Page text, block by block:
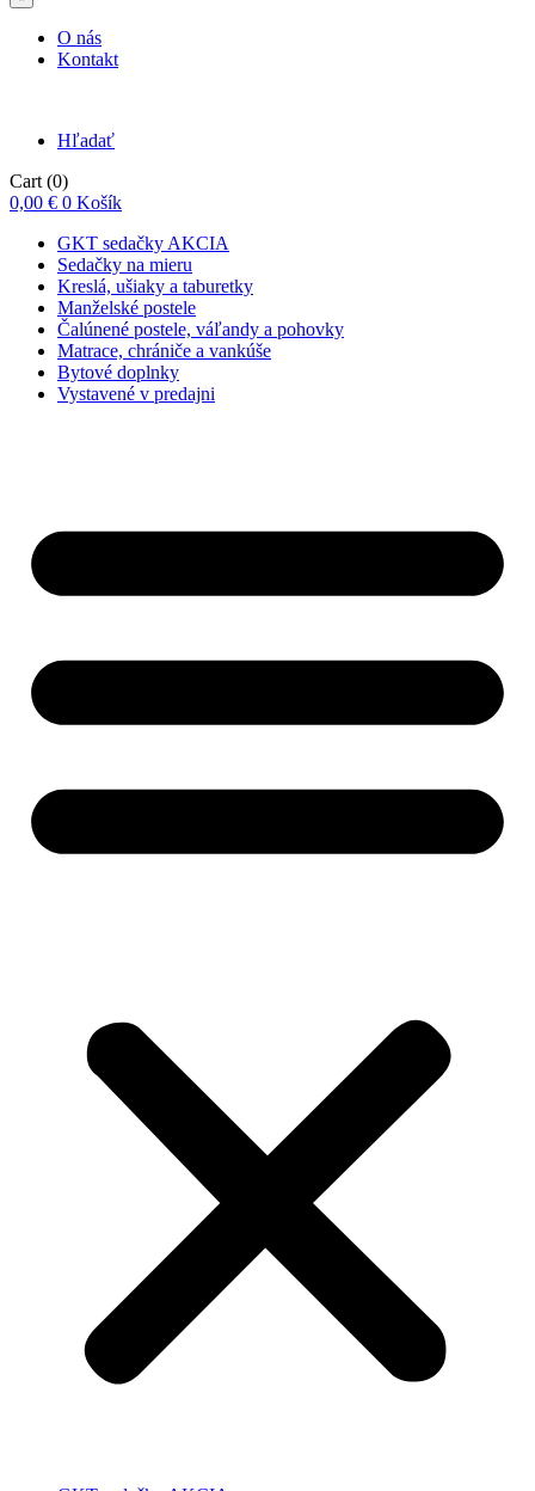
O nás
Kontakt
Hľadať
Cart (0)
0,00 € 0 Košík
GKT sedačky AKCIA
Sedačky na mieru
Kreslá, ušiaky a taburetky
Manželské postele
Čalúnené postele, váľandy a pohovky
Matrace, chrániče a vankúše
Bytové doplnky
Vystavené v predajni